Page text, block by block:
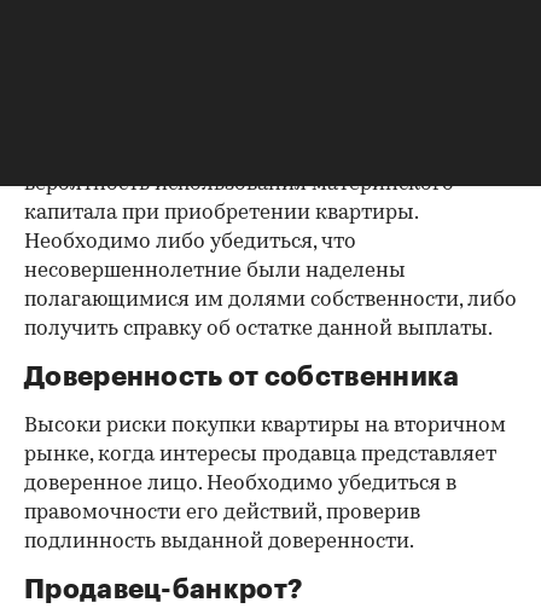
вероятность использования материнского
капитала при приобретении квартиры.
Необходимо либо убедиться, что
несовершеннолетние были наделены
полагающимися им долями собственности, либо
получить справку об остатке данной выплаты.
Доверенность от собственника
Высоки риски покупки квартиры на вторичном
рынке, когда интересы продавца представляет
доверенное лицо. Необходимо убедиться в
правомочности его действий, проверив
подлинность выданной доверенности.
Продавец-банкрот?